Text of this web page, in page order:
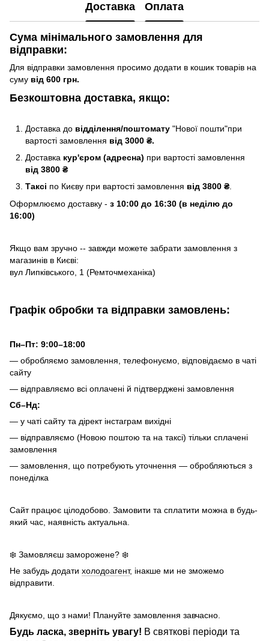
Доставка Оплата
Сума мінімального замовлення для
відправки:
Для відправки замовлення просимо додати в кошик товарів на
суму від 600 грн.
Безкоштовна доставка, якщо:
Доставка до відділення/поштомату "Нової пошти"при
вартості замовлення від 3000 ₴.
Доставка кур'єром (адресна) при вартості замовлення
від 3800 ₴
Таксі по Києву при вартості замовлення від 3800 ₴.
Оформлюємо доставку - з 10:00 до 16:30 (в неділю до
16:00)
Якщо вам зручно -- завжди можете забрати замовлення з
магазинів в Києві:
вул Липківського, 1 (Ремточмеханіка)
Графік обробки та відправки замовлень:
Пн–Пт: 9:00–18:00
— обробляємо замовлення, телефонуємо, відповідаємо в чаті
сайту
— відправляємо всі оплачені й підтверджені замовлення
Сб–Нд:
— у чаті сайту та дірект інстаграм вихідні
— відправляємо (Новою поштою та на таксі) тільки сплачені
замовлення
— замовлення, що потребують уточнення — обробляються з
понеділка
Сайт працює цілодобово. Замовити та сплатити можна в будь-
який час, наявність актуальна.
❄️ Замовляєш заморожене? ❄️
Не забудь додати холодоагент, інакше ми не зможемо
відправити.
Дякуємо, що з нами! Плануйте замовлення завчасно.
Будь ласка, зверніть увагу! В святкові періоди та